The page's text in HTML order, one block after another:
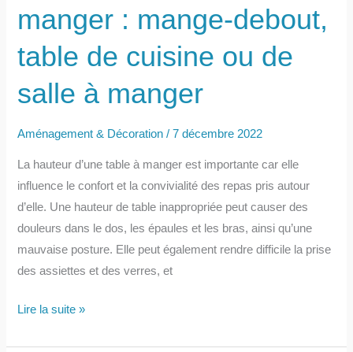
manger : mange-debout,
table de cuisine ou de
salle à manger
Aménagement & Décoration /7 décembre 2022
La hauteur d’une table à manger est importante car elle
influence le confort et la convivialité des repas pris autour
d’elle. Une hauteur de table inappropriée peut causer des
douleurs dans le dos, les épaules et les bras, ainsi qu’une
mauvaise posture. Elle peut également rendre difficile la prise
des assiettes et des verres, et
Quelle
Lire la suite »